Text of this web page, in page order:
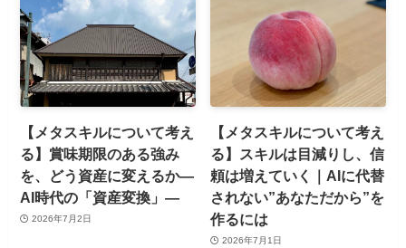
【メタスキルについて考え
る】賞味期限のある強み
を、どう資産に変えるか—
AI時代の「資産変換」—
2026年7月2日
【メタスキルについて考え
る】スキルは目減りし、信
頼は増えていく｜AIに代替
されない”あなただから”を
作るには
2026年7月1日